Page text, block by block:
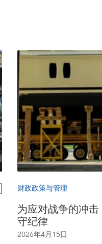
财政政策与管理
为应对战争的冲
守纪律
2026年4月15日